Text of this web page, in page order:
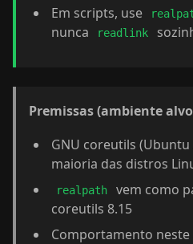
Em scripts, use
nunca
readlink
Premissas (ambiente
GNU coreutils (Ubuntu
maioria das distros
realpath
vem como
coreutils 8.15
Comportamento